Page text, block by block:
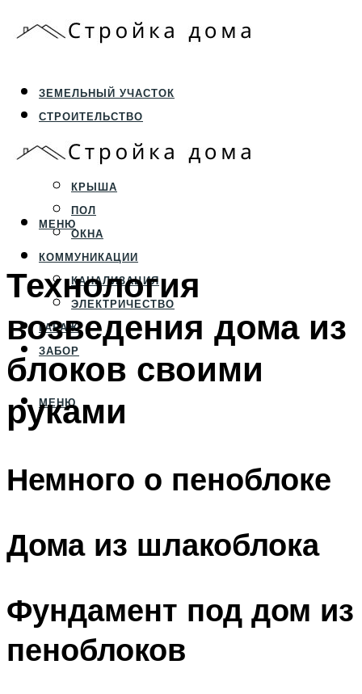
ЗЕМЕЛЬНЫЙ УЧАСТОК
СТРОИТЕЛЬСТВО
ФУНДАМЕНТ И ЦОКОЛЬ
ПЕРЕКРЫТИЯ И СТЕНЫ
КРЫША
ПОЛ
ОКНА
КОММУНИКАЦИИ
КАНАЛИЗАЦИЯ
ЭЛЕКТРИЧЕСТВО
ГАРАЖ
ЗАБОР
МЕНЮ
МЕНЮ
Технология
возведения дома из
блоков своими
руками
Немного о пеноблоке
Дома из шлакоблока
Фундамент под дом из
пеноблоков